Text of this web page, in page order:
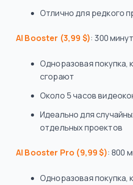
Отлично для редкого
AI Booster (3,99 $): 300
Одноразовая покупка,
сгорают
Около 5 часов
Идеально для
отдельных проектов
AI Booster Pro (9,99 $): 800
Одноразовая покупка,